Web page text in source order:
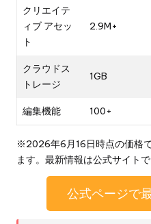
クリエイテ
ィブ アセッ
ト
2.9M+
クラウドス
トレージ
1GB
編集機能 100+
※2026年6月16日時点の価格
ます。最新情報は公式サイトで
公式ページで